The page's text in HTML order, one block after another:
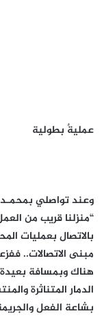
عمليةٌ بطولية
وعند تواصلي
“منزلنا قريب من
بالاتصال بعمليات
مبنى الاتصالات..
هناك وبمسافة
الدمار المتناثرة
بشاعة الفعل